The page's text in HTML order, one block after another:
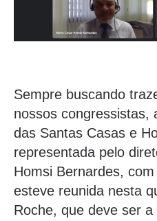
Sempre buscando
nossos congressistas,
das Santas Casas e
representada pelo
Homsi Bernardes,
esteve reunida nesta
Roche, que deve ser